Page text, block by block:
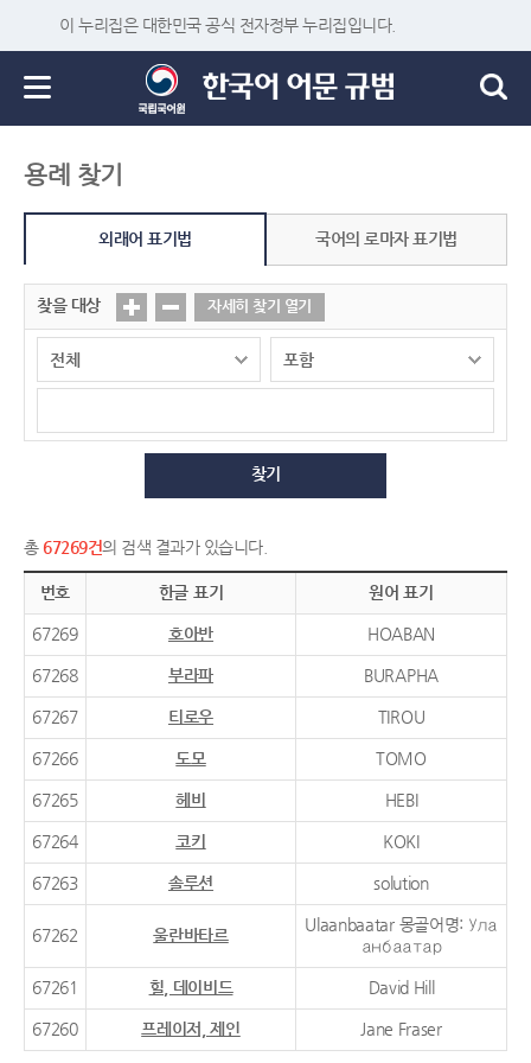
이 누리집은 대한민국 공식 전자정부 누리집입니다.
용례 찾기
외래어 표기법 국어의 로마자 표기법
찾을 대상 자세히 찾기 열기
찾기
총 67269건의 검색 결과가 있습니다.
번호 한글 표기 원어 표기
67269 호아반 HOABAN
67268 부라파 BURAPHA
67267 티로우 TIROU
67266 도모 TOMO
67265 헤비 HEBI
67264 코키 KOKI
67263 솔루션 solution
67262 울란바타르
Ulaanbaatar 몽골어명: Ула
анбаатар
67261 힐, 데이비드 David Hill
67260 프레이저, 제인 Jane Fraser